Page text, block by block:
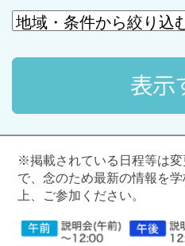
学校閲覧履歴はありません
ブックマークした学校はあり
※掲載されている日程等は
で、念のため最新の情報を
上、ご参加ください。